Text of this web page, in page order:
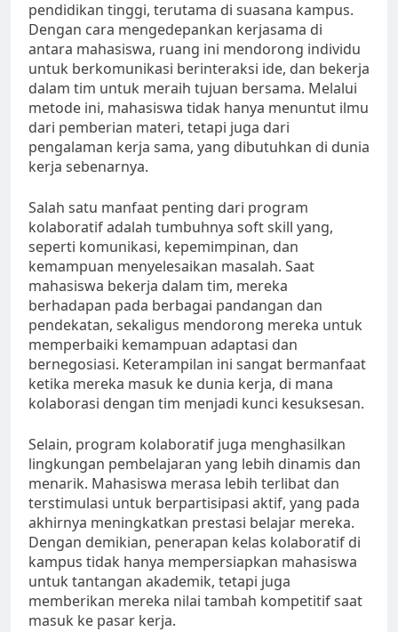
pendidikan tinggi, terutama di suasana kampus.
Dengan cara mengedepankan kerjasama di
antara mahasiswa, ruang ini mendorong individu
untuk berkomunikasi berinteraksi ide, dan bekerja
dalam tim untuk meraih tujuan bersama. Melalui
metode ini, mahasiswa tidak hanya menuntut ilmu
dari pemberian materi, tetapi juga dari
pengalaman kerja sama, yang dibutuhkan di dunia
kerja sebenarnya.
Salah satu manfaat penting dari program
kolaboratif adalah tumbuhnya soft skill yang,
seperti komunikasi, kepemimpinan, dan
kemampuan menyelesaikan masalah. Saat
mahasiswa bekerja dalam tim, mereka
berhadapan pada berbagai pandangan dan
pendekatan, sekaligus mendorong mereka untuk
memperbaiki kemampuan adaptasi dan
bernegosiasi. Keterampilan ini sangat bermanfaat
ketika mereka masuk ke dunia kerja, di mana
kolaborasi dengan tim menjadi kunci kesuksesan.
Selain, program kolaboratif juga menghasilkan
lingkungan pembelajaran yang lebih dinamis dan
menarik. Mahasiswa merasa lebih terlibat dan
terstimulasi untuk berpartisipasi aktif, yang pada
akhirnya meningkatkan prestasi belajar mereka.
Dengan demikian, penerapan kelas kolaboratif di
kampus tidak hanya mempersiapkan mahasiswa
untuk tantangan akademik, tetapi juga
memberikan mereka nilai tambah kompetitif saat
masuk ke pasar kerja.